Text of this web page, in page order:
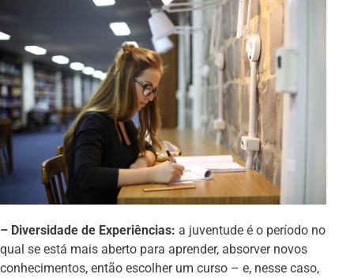
– Diversidade de Experiências: a juventude é o período no
qual se está mais aberto para aprender, absorver novos
conhecimentos, então escolher um curso – e, nesse caso,